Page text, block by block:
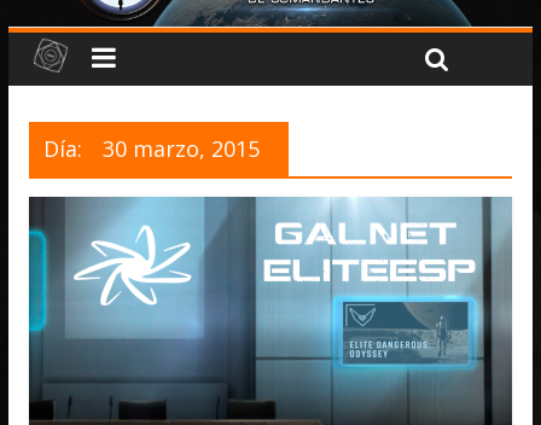
Día: 30 marzo, 2015